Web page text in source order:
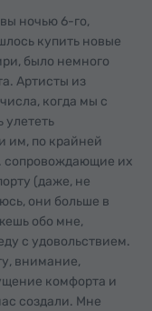
ночью 6-го,
купить новые
было немного
Артисты из
когда мы с
им, по крайней
сопровождающие их
(даже, не
они больше в
обо мне,
с удовольствием.
внимание,
комфорта и
создали. Мне